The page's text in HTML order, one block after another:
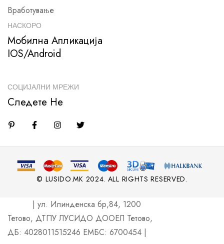
Вработување
НАСКОРО
Мобилна Апликација
IOS/Android
СОЦИЈАЛНИ МРЕЖИ
Следете Не
© LUSIDO.MK 2024. ALL RIGHTS RESERVED.
| ул. Илинденска бр,84, 1200
Тетово, ДТПУ ЛУСИДО ДООЕЛ Тетово,
ДБ: 4028011515246 ЕМБС: 6700454 |